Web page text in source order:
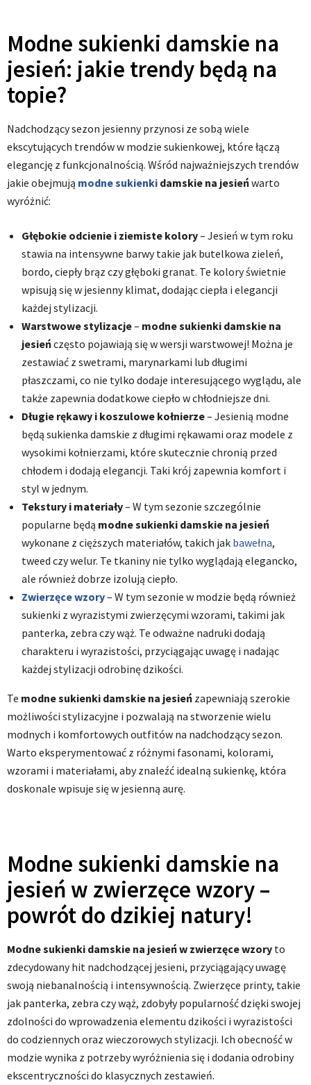
Modne sukienki damskie na
jesień: jakie trendy będą na
topie?
Nadchodzący sezon jesienny przynosi ze sobą wiele
ekscytujących trendów w modzie sukienkowej, które łączą
elegancję z funkcjonalnością. Wśród najważniejszych trendów
jakie obejmują modne sukienki damskie na jesieńwarto
wyróżnić:
Głębokie odcienie i ziemiste kolory– Jesień w tym roku
stawia na intensywne barwy takie jak butelkowa zieleń,
bordo, ciepły brąz czy głęboki granat. Te kolory świetnie
wpisują się w jesienny klimat, dodając ciepła i elegancji
każdej stylizacji.
Warstwowe stylizacje– modne sukienki damskie na
jesieńczęsto pojawiają się w wersji warstwowej! Można je
zestawiać z swetrami, marynarkami lub długimi
płaszczami, co nie tylko dodaje interesującego wyglądu, ale
także zapewnia dodatkowe ciepło w chłodniejsze dni.
Długie rękawy i koszulowe kołnierze– Jesienią modne
będą sukienka damskie z długimi rękawami oraz modele z
wysokimi kołnierzami, które skutecznie chronią przed
chłodem i dodają elegancji. Taki krój zapewnia komfort i
styl w jednym.
Tekstury i materiały– W tym sezonie szczególnie
popularne będą modne sukienki damskie na jesień
wykonane z cięższych materiałów, takich jak bawełna,
tweed czy welur. Te tkaniny nie tylko wyglądają elegancko,
ale również dobrze izolują ciepło.
Zwierzęce wzory– W tym sezonie w modzie będą również
sukienki z wyrazistymi zwierzęcymi wzorami, takimi jak
panterka, zebra czy wąż. Te odważne nadruki dodają
charakteru i wyrazistości, przyciągając uwagę i nadając
każdej stylizacji odrobinę dzikości.
Te modne sukienki damskie na jesień zapewniają szerokie
możliwości stylizacyjne i pozwalają na stworzenie wielu
modnych i komfortowych outfitów na nadchodzący sezon.
Warto eksperymentować z różnymi fasonami, kolorami,
wzorami i materiałami, aby znaleźć idealną sukienkę, która
doskonale wpisuje się w jesienną aurę.
Modne sukienki damskie na
jesień w zwierzęce wzory –
powrót do dzikiej natury!
Modne sukienki damskie na jesień w zwierzęce wzory to
zdecydowany hit nadchodzącej jesieni, przyciągający uwagę
swoją niebanalnością i intensywnością. Zwierzęce printy, takie
jak panterka, zebra czy wąż, zdobyły popularność dzięki swojej
zdolności do wprowadzenia elementu dzikości i wyrazistości
do codziennych oraz wieczorowych stylizacji. Ich obecność w
modzie wynika z potrzeby wyróżnienia się i dodania odrobiny
ekscentryczności do klasycznych zestawień.